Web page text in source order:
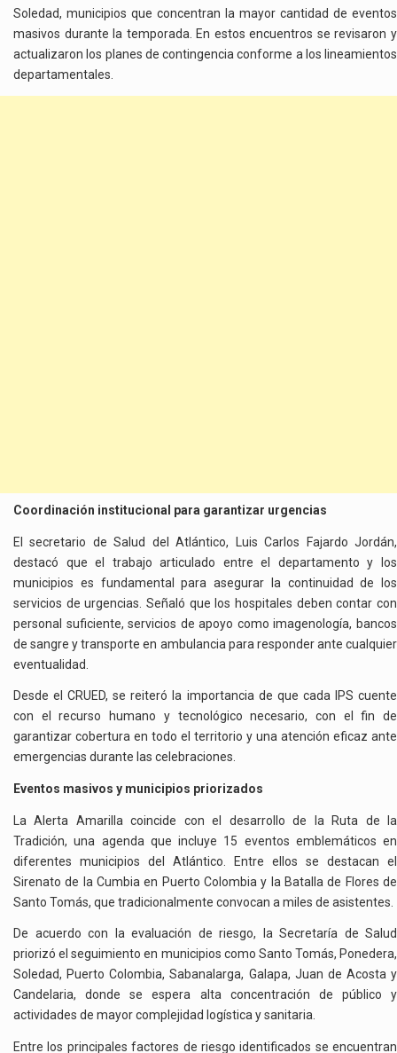
Soledad, municipios que concentran la mayor cantidad de eventos
masivos durante la temporada. En estos encuentros se revisaron y
actualizaron los planes de contingencia conforme a los lineamientos
departamentales.
Coordinación institucional para garantizar urgencias
El secretario de Salud del Atlántico, Luis Carlos Fajardo Jordán,
destacó que el trabajo articulado entre el departamento y los
municipios es fundamental para asegurar la continuidad de los
servicios de urgencias. Señaló que los hospitales deben contar con
personal suficiente, servicios de apoyo como imagenología, bancos
de sangre y transporte en ambulancia para responder ante cualquier
eventualidad.
Desde el CRUED, se reiteró la importancia de que cada IPS cuente
con el recurso humano y tecnológico necesario, con el fin de
garantizar cobertura en todo el territorio y una atención eficaz ante
emergencias durante las celebraciones.
Eventos masivos y municipios priorizados
La Alerta Amarilla coincide con el desarrollo de la Ruta de la
Tradición, una agenda que incluye 15 eventos emblemáticos en
diferentes municipios del Atlántico. Entre ellos se destacan el
Sirenato de la Cumbia en Puerto Colombia y la Batalla de Flores de
Santo Tomás, que tradicionalmente convocan a miles de asistentes.
De acuerdo con la evaluación de riesgo, la Secretaría de Salud
priorizó el seguimiento en municipios como Santo Tomás, Ponedera,
Soledad, Puerto Colombia, Sabanalarga, Galapa, Juan de Acosta y
Candelaria, donde se espera alta concentración de público y
actividades de mayor complejidad logística y sanitaria.
Entre los principales factores de riesgo identificados se encuentran